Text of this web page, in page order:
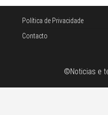
Política de Privacidade
Contacto
©Noticias e